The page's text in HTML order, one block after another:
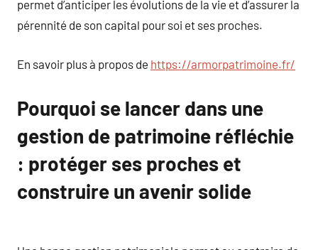
permet d’anticiper les évolutions de la vie et d’assurer la
pérennité de son capital pour soi et ses proches.
En savoir plus à propos de https://armorpatrimoine.fr/
Pourquoi se lancer dans une
gestion de patrimoine réfléchie
: protéger ses proches et
construire un avenir solide